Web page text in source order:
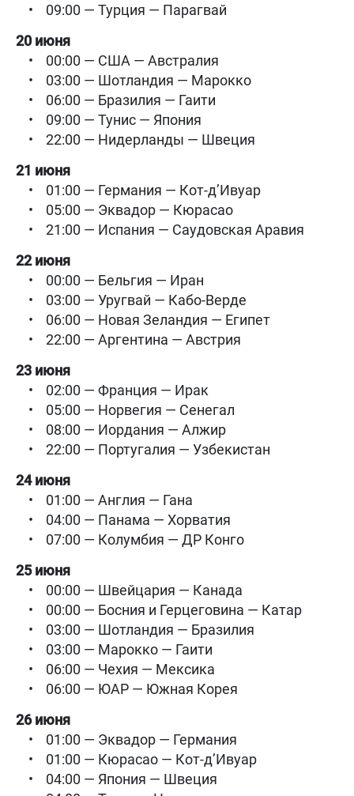
• 09:00 — Турция — Парагвай
20 июня
• 00:00 — США — Австралия
• 03:00 — Шотландия — Марокко
• 06:00 — Бразилия — Гаити
• 09:00 — Тунис — Япония
• 22:00 — Нидерланды — Швеция
21 июня
• 01:00 — Германия — Кот-д’Ивуар
• 05:00 — Эквадор — Кюрасао
• 21:00 — Испания — Саудовская Аравия
22 июня
• 00:00 — Бельгия — Иран
• 03:00 — Уругвай — Кабо-Верде
• 06:00 — Новая Зеландия — Египет
• 22:00 — Аргентина — Австрия
23 июня
• 02:00 — Франция — Ирак
• 05:00 — Норвегия — Сенегал
• 08:00 — Иордания — Алжир
• 22:00 — Португалия — Узбекистан
24 июня
• 01:00 — Англия — Гана
• 04:00 — Панама — Хорватия
• 07:00 — Колумбия — ДР Конго
25 июня
• 00:00 — Швейцария — Канада
• 00:00 — Босния и Герцеговина — Катар
• 03:00 — Шотландия — Бразилия
• 03:00 — Марокко — Гаити
• 06:00 — Чехия — Мексика
• 06:00 — ЮАР — Южная Корея
26 июня
• 01:00 — Эквадор — Германия
• 01:00 — Кюрасао — Кот-д’Ивуар
• 04:00 — Япония — Швеция